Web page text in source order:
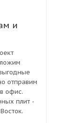
и
отправим
офис.
плит -